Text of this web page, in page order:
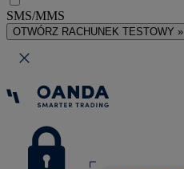
SMS/MMS
OTWÓRZ RACHUNEK TESTOWY »